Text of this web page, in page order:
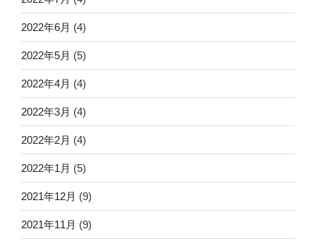
2022年6月 (4)
2022年5月 (5)
2022年4月 (4)
2022年3月 (4)
2022年2月 (4)
2022年1月 (5)
2021年12月 (9)
2021年11月 (9)